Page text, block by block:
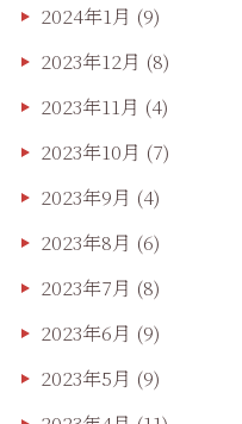
2024年1月 (9)
2023年12月 (8)
2023年11月 (4)
2023年10月 (7)
2023年9月 (4)
2023年8月 (6)
2023年7月 (8)
2023年6月 (9)
2023年5月 (9)